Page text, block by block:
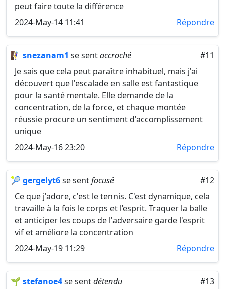
peut faire toute la différence
2024-May-14 11:41
Répondre
🧗‍♀️ snezanam1 se sentaccroché
#11
Je sais que cela peut paraître inhabituel, mais j'ai
découvert que l'escalade en salle est fantastique
pour la santé mentale. Elle demande de la
concentration, de la force, et chaque montée
réussie procure un sentiment d'accomplissement
unique
2024-May-16 23:20
Répondre
🎾 gergelyt6se sentfocusé
#12
Ce que j'adore, c'est le tennis. C'est dynamique, cela
travaille à la fois le corps et l’esprit. Traquer la balle
et anticiper les coups de l'adversaire garde l'esprit
vif et améliore la concentration
2024-May-19 11:29
Répondre
🌱 stefanoe4se sentdétendu #13